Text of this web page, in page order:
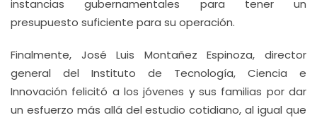
instancias gubernamentales para tener un
presupuesto suficiente para su operación.
Finalmente, José Luis Montañez Espinoza, director
general del Instituto de Tecnología, Ciencia e
Innovación felicitó a los jóvenes y sus familias por dar
un esfuerzo más allá del estudio cotidiano, al igual que